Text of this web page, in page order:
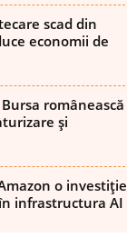
scad din
economii de
românească
și
o investiție
infrastructura AI